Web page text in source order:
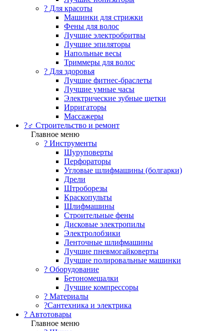
? Для красоты
Машинки для стрижки
Фены для волос
Лучшие электробритвы
Лучшие эпиляторы
Напольные весы
Триммеры для волос
? Для здоровья
Лучшие фитнес-браслеты
Лучшие умные часы
Электрические зубные щетки
Ирригаторы
Массажеры
?‍♂️ Строительство и ремонт
Главное меню
?️ Инструменты
Шуруповерты
Перфораторы
Угловые шлифмашины (болгарки)
Дрели
Штроборезы
Краскопульты
Шлифмашины
Строительные фены
Дисковые электропилы
Электролобзики
Ленточные шлифмашины
Лучшие пневмогайковерты
Лучшие полировальные машинки
?️ Оборудование
Бетономешалки
Лучшие компрессоры
? Материалы
?Сантехника и электрика
? Автотовары
Главное меню